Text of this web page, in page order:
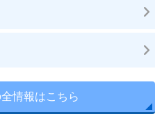
情報はこちら